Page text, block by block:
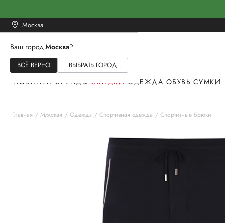
Москва
Ваш город Москва?
ВСЁ ВЕРНО ВЫБРАТЬ ГОРОД
ЖЕНСКОЕМУЖСКОЕ
НОВИНКИ БРЕНДЫ СКИДКИ ОДЕЖДА ОБУВЬ СУМКИ
Главная Мужская Одежда Спортивная одежда Спортивные брюки